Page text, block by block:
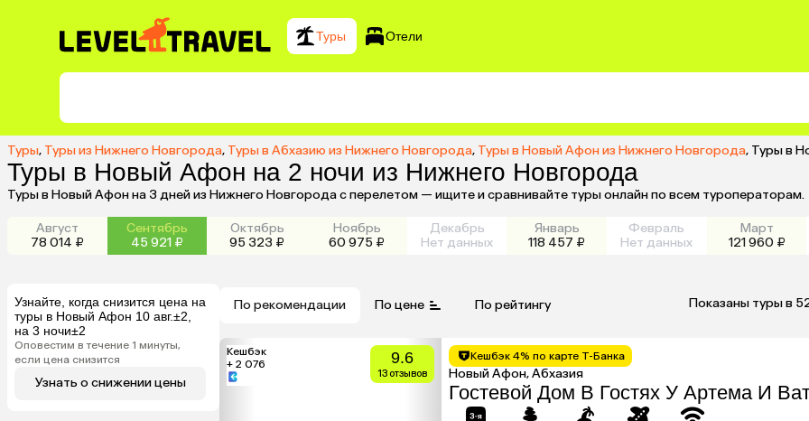
Туры Отели
Туры, Туры из Нижнего Новгорода, Туры в Абхазию из Нижнего Новгорода, Туры в Новый Афон из Нижнего Новгорода, Туры в
Туры в Новый Афон на 2 ночи из Нижнего Новгорода
Туры в Новый Афон на 3 дней из Нижнего Новгорода с перелетом — ищите и сравнивайте туры онлайн по всем туроператорам.
Август
78 014 ₽
Сентябрь
45 921 ₽
Октябрь
95 323 ₽
Ноябрь
60 975 ₽
Декабрь
Нет данных
Январь
118 457 ₽
Февраль
Нет данных
Март
121 960 ₽
Узнайте, когда снизится цена на
туры в Новый Афон 10 авг.±2,
на 3 ночи±2
Оповестим в течение 1 минуты,
если цена снизится
Узнать о снижении цены
По рекомендации По цене По рейтингу Показаны туры в
Кешбэк
+ 2 076
9.6
13 отзывов
Кешбэк 4% по карте Т-Банка
Новый Афон, Абхазия
Гостевой Дом В Гостях У Артема И